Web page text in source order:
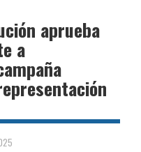
aprueba
a